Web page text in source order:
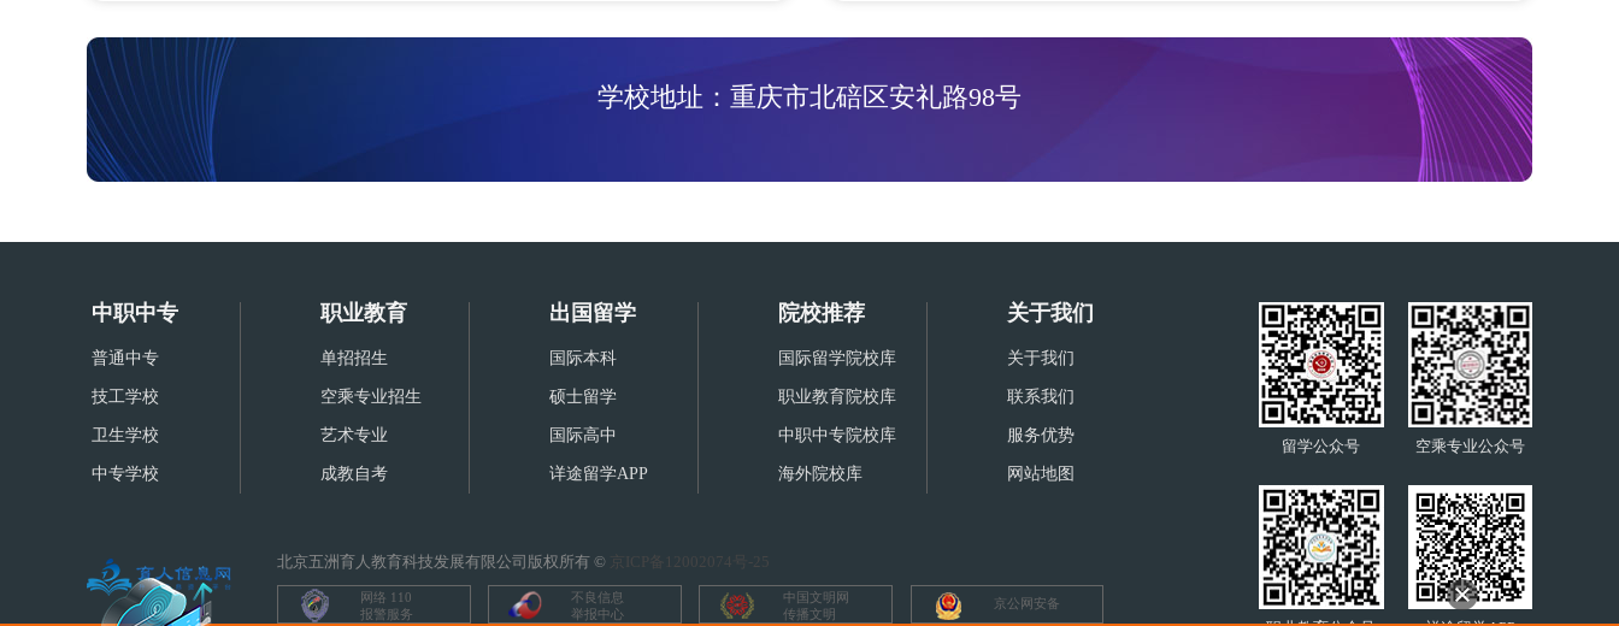
重庆市矿业工程学校食堂、宿舍怎么样？
重庆市矿业工程学校联系电话、地址是什么？
重庆市矿业工程学校学费及收费标准
重庆市矿业工程学校就业前景怎么样？
重庆市矿业工程学校怎么去？乘车路线
重庆市矿业工程学校学费及收费标准
学校地址：重庆市北碚区安礼路98号
中职中专
普通中专
技工学校
卫生学校
中专学校
职业教育
单招招生
空乘专业招生
艺术专业
成教自考
出国留学
国际本科
硕士留学
国际高中
详途留学APP
院校推荐
国际留学院校库
职业教育院校库
中职中专院校库
海外院校库
关于我们
关于我们
联系我们
服务优势
网站地图
北京五洲育人教育科技发展有限公司版权所有 © 京ICP备12002074号-25
网络 110
报警服务
不良信息
举报中心
中国文明网
传播文明
京公网安备
空乘专业公众号
留学公众号